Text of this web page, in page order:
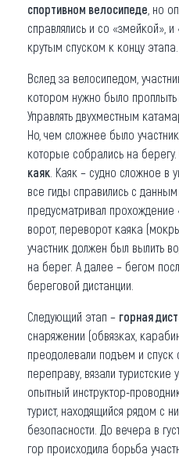
спортивном велосипеде , но
справлялись и со «змейкой»,
крутым спуском к концу этапа.
Вслед за велосипедом,
котором нужно было
Управлять двухместным
Но, чем сложнее было
которые собрались на
каяк . Каяк – судно сложное в
все гиды справились с
предусматривал
ворот, переворот каяка
участник должен был вылить
на берег. А далее – бегом
береговой дистанции.
Следующий этап – горная
снаряжении (обвязках,
преодолевали подъем и
переправу, вязали
опытный инструктор-
турист, находящийся рядом с
безопасности. До вечера в
гор происходила борьба